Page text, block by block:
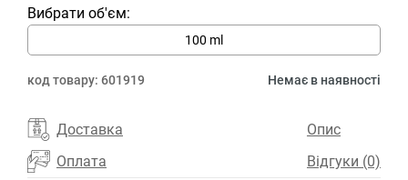
Вибрати об'єм:
100 ml
код товару: 601919 Немає в наявності
Доставка
Оплата
Опис
Відгуки (0)